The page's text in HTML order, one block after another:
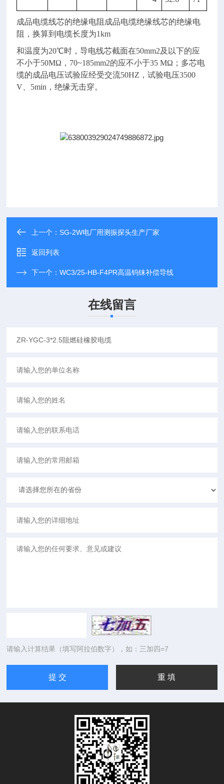
成品电缆线芯的绝缘电阻成品电缆绝缘线芯的绝缘电
阻，换算到电缆长度为1km
和温度为20℃时，导电线芯截面在50mm2及以下的应
不小于50MΩ， 70~185mm2的应不小于35 MΩ；多芯电
缆的成品电压试验应经受交流50HZ ，试验电压3500
V
5min ，绝缘无击穿。
上一个：SG-2W电厂用测振探头生产厂家
返回列表
下一个：WC3/25-HB-F4PR高温钨铼补偿导线
在线留言
请输入计算结果（填写阿拉伯数字），如：三加四=7